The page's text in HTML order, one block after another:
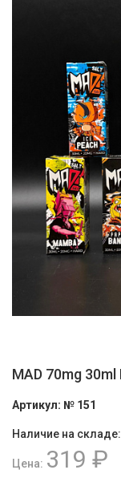
MAD 70mg 30ml
Артикул: № 151
Наличие на складе:
Цена: 319 ₽